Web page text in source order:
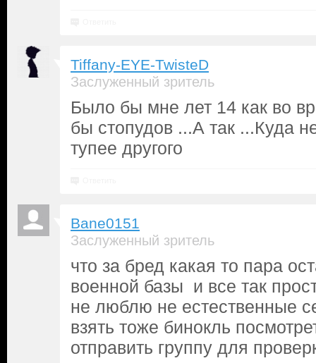
Tiffany-EYE-TwisteD
Заслуженный зритель
Было бы мне лет 14 как во
бы стопудов ...А так ...Куда
тупее другого
Bane0151
Заслуженный зритель
что за бред какая то пара
военной базы и все так
не люблю не естественные
взять тоже бинокль
отправить группу для